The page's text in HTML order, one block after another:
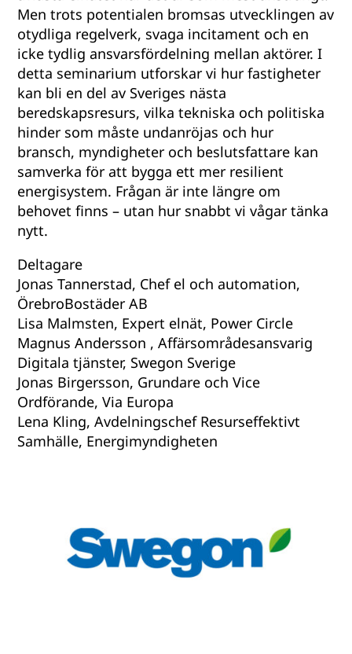
Men trots potentialen bromsas utvecklingen av
otydliga regelverk, svaga incitament och en
icke tydlig ansvarsfördelning mellan aktörer. I
detta seminarium utforskar vi hur fastigheter
kan bli en del av Sveriges nästa
beredskapsresurs, vilka tekniska och politiska
hinder som måste undanröjas och hur
bransch, myndigheter och beslutsfattare kan
samverka för att bygga ett mer resilient
energisystem. Frågan är inte längre om
behovet finns – utan hur snabbt vi vågar tänka
nytt.
Deltagare
Jonas Tannerstad, Chef el och automation,
ÖrebroBostäder AB
Lisa Malmsten, Expert elnät, Power Circle
Magnus Andersson , Affärsområdesansvarig
Digitala tjänster, Swegon Sverige
Jonas Birgersson, Grundare och Vice
Ordförande, Via Europa
Lena Kling, Avdelningschef Resurseffektivt
Samhälle, Energimyndigheten